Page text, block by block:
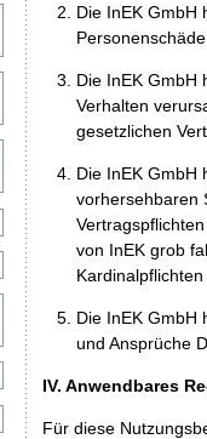
Die InEK GmbH
Die InEK GmbH
Verhalten
gesetzlichen
Die InEK GmbH
vorhersehbaren
von InEK grob
Die InEK GmbH
und Ansprüche
IV. Anwendbares
Für diese